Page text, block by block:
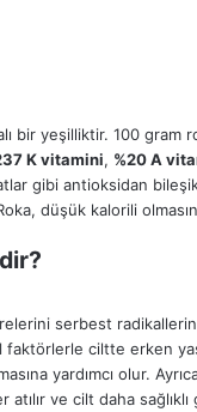
bir yeşilliktir. 100 gram
K vitamini, %20 A
gibi antioksidan
düşük kalorili
serbest
ciltte erken
yardımcı olur.
ve cilt daha